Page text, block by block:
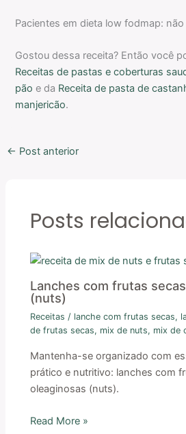
Pacientes em dieta low fodmap:
Gostou dessa receita? Então você
Receitas de pastas e coberturas
pão e da Receita de pasta de
manjericão.
← Post anterior
Posts
Lanches com frutas
(nuts)
Receitas / lanche com frutas secas,
de frutas secas, mix de nuts, mix de
Mantenha-se organizado com
prático e nutritivo: lanches com
oleaginosas (nuts).
Read More »